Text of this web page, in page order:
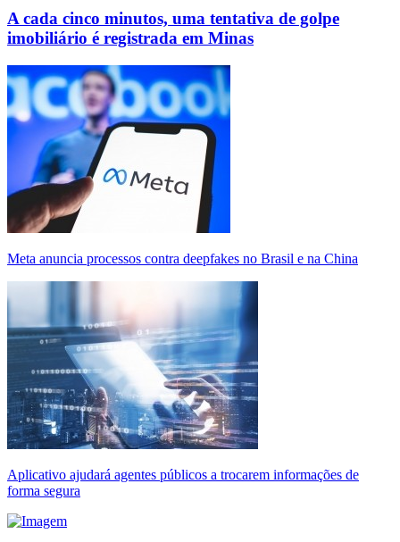
A cada cinco minutos, uma tentativa de golpe
imobiliário é registrada em Minas
Meta anuncia processos contra deepfakes no Brasil e na China
Aplicativo ajudará agentes públicos a trocarem informações de
forma segura